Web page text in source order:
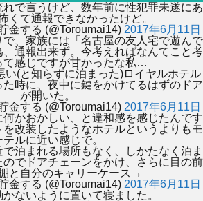
で言うけど、数年前に性犯罪未遂にあ
くて通報できなかったけど。
金する (@Toroumai14) 2017年6月11日
、家族には「名古屋の友人宅で遊んで
、通報出来ず。今考えればなんてこと考
て感じですが甘かったな私…
い(と知らずに泊まった)ロイヤルホテル
時に、夜中に鍵をかけてるはずのドア
が開いた。
金する (@Toroumai14) 2017年6月11日
かおかしい、と違和感を感じたんです
改装したようなホテルというよりもモ
テルに近い感じで。
泊まれる場所もなく、しかたなく泊ま
でドアチェーンをかけ、さらに目の前
と自分のキャリーケース→
金する (@Toroumai14) 2017年6月11日
ないように置いて寝ました。